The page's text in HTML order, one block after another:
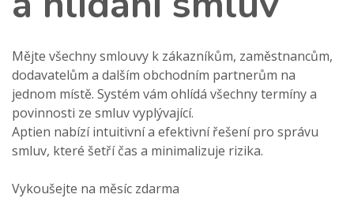
Mějte všechny smlouvy k zákazníkům, zaměstnancům,
dodavatelům a dalším obchodním partnerům na
jednom místě. Systém vám ohlídá všechny termíny a
povinnosti ze smluv vyplývající.
Aptien nabízí intuitivní a efektivní řešení pro správu
smluv, které šetří čas a minimalizuje rizika.
Vykoušejte na měsíc zdarma